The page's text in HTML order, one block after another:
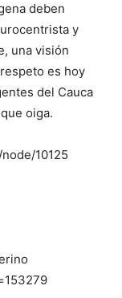
deben
y
una visión
es hoy
del Cauca
oiga.
10125